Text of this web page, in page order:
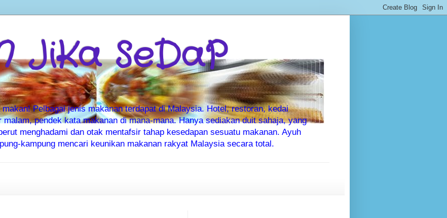
JiKa SeDaP
Pelbagai jenis makanan terdapat di Malaysia. Hotel, restoran, kedai
pendek kata makanan di mana-mana. Hanya sediakan duit sahaja, yang
menghadami dan otak mentafsir tahap kesedapan sesuatu makanan. Ayuh
kampung mencari keunikan makanan rakyat Malaysia secara total.